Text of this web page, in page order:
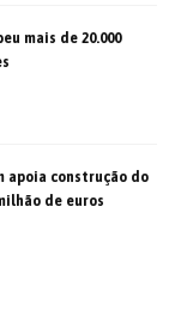
mais de 20.000
apoia construção do
de euros